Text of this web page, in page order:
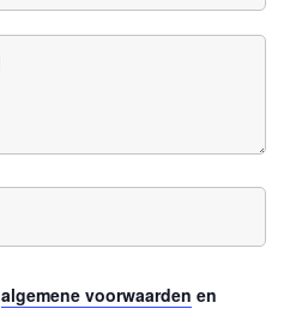
algemene voorwaarden en